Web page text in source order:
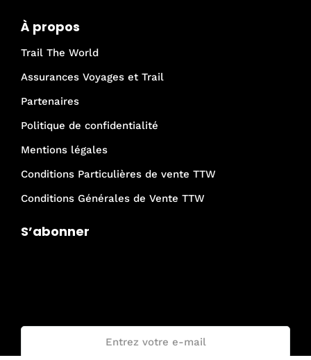
À propos
Trail The World
Assurances Voyages et Trail
Partenaires
Politique de confidentialité
Mentions légales
Conditions Particulières de vente TTW
Conditions Générales de Vente TTW
S’abonner